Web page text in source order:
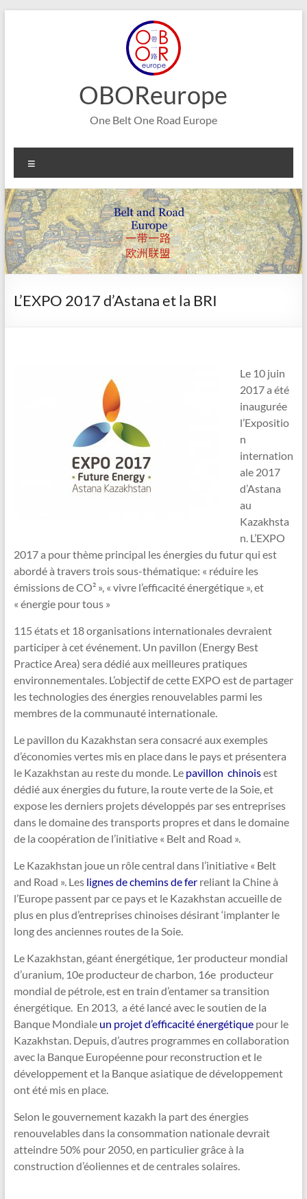
OBOReurope
One Belt One Road Europe
L’EXPO 2017 d’Astana et la BRI
Le 10 juin
2017 a été
inaugurée
l’Expositio
n
internation
ale 2017
d’Astana
au
Kazakhsta
n. L’EXPO
2017 a pour thème principal les énergies du futur qui est
abordé à travers trois sous-thématique: « réduire les
émissions de CO² », « vivre l’efficacité énergétique », et
« énergie pour tous »
115 états et 18 organisations internationales devraient
participer à cet événement. Un pavillon (Energy Best
Practice Area) sera dédié aux meilleures pratiques
environnementales. L’objectif de cette EXPO est de partager
les technologies des énergies renouvelables parmi les
membres de la communauté internationale.
Le pavillon du Kazakhstan sera consacré aux exemples
d’économies vertes mis en place dans le pays et présentera
le Kazakhstan au reste du monde. Le pavillon chinoisest
dédié aux énergies du future, la route verte de la Soie, et
expose les derniers projets développés par ses entreprises
dans le domaine des transports propres et dans le domaine
de la coopération de l’initiative « Belt and Road ».
Le Kazakhstan joue un rôle central dans l’initiative « Belt
and Road ». Les lignes de chemins de ferreliant la Chine à
l’Europe passent par ce pays et le Kazakhstan accueille de
plus en plus d’entreprises chinoises désirant ‘implanter le
long des anciennes routes de la Soie.
Le Kazakhstan, géant énergétique, 1er producteur mondial
d’uranium, 10e producteur de charbon, 16e producteur
mondial de pétrole, est en train d’entamer sa transition
énergétique. En 2013, a été lancé avec le soutien de la
Banque Mondiale un projet d’efficacité énergétiquepour le
Kazakhstan. Depuis, d’autres programmes en collaboration
avec la Banque Européenne pour reconstruction et le
développement et la Banque asiatique de développement
ont été mis en place.
Selon le gouvernement kazakh la part des énergies
renouvelables dans la consommation nationale devrait
atteindre 50% pour 2050, en particulier grâce à la
construction d’éoliennes et de centrales solaires.